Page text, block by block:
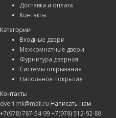
Доставка и оплата
Контакты
Категории
Входные двери
Межкомнатные двери
Фурнитура дверная
Системы открывания
Напольное покрытие
Контакты
dveri-mk@mail.ru Написать нам
+7(978) 787-54-99+7(978) 512-92-88